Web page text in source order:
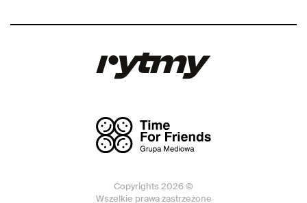
Copyrights 2026 ©
Wszelkie prawa zastrzeżone